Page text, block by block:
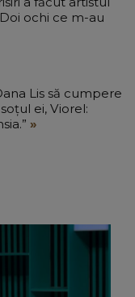
ochi ce m-au
Lis să cumpere
ei, Viorel: